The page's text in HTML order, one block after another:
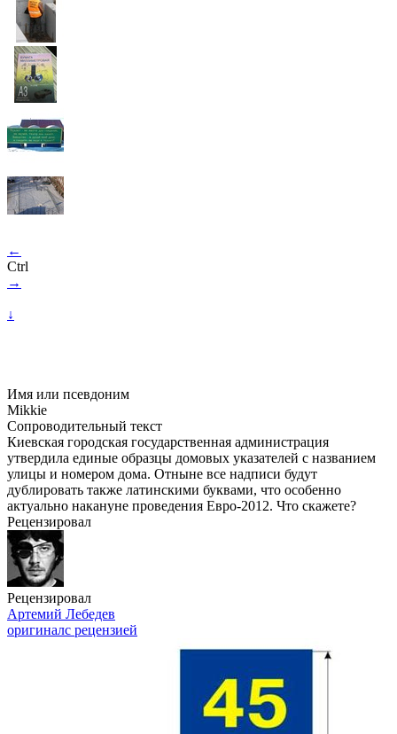
←
Ctrl
→
↓
Имя или псевдоним
Mikkie
Сопроводительный текст
Киевская городская государственная администрация
утвердила единые образцы домовых указателей с названием
улицы и номером дома. Отныне все надписи будут
дублировать также латинскими буквами, что особенно
актуально накануне проведения Евро-2012. Что скажете?
Рецензировал
Рецензировал
Артемий Лебедев
оригиналс рецензией